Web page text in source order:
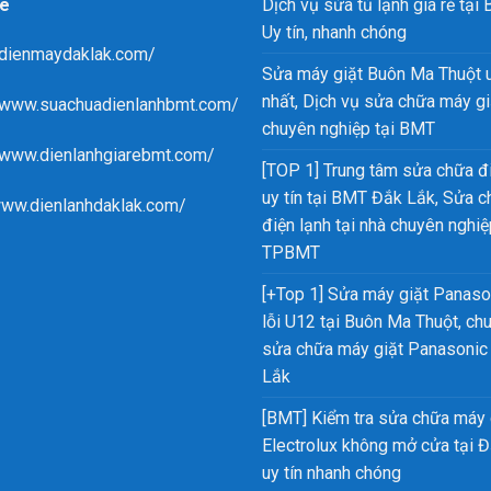
Dịch vụ sửa tủ lạnh giá rẻ tại
Uy tín, nhanh chóng
Sửa máy giặt Buôn Ma Thuột
nhất, Dịch vụ sửa chữa máy
chuyên nghiệp tại BMT
[TOP 1] Trung tâm sửa chữa
uy tín tại BMT Đắk Lắk, Sửa
điện lạnh tại nhà chuyên
TPBMT
[+Top 1] Sửa máy giặt
lỗi U12 tại Buôn Ma Thuột,
sửa chữa máy giặt
Lắk
[BMT] Kiểm tra sửa chữa
Electrolux không mở cửa tại
uy tín nhanh chóng